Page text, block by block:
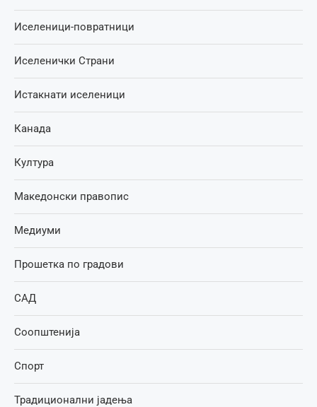
Иселеници-повратници
Иселенички Страни
Истакнати иселеници
Канада
Култура
Македонски правопис
Медиуми
Прошетка по градови
САД
Соопштенија
Спорт
Традиционални јадења